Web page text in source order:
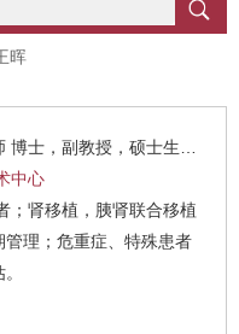
晖
士，副教授，硕士生导师
中心
管理；危重症、特殊患者